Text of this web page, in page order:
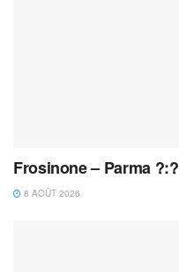
Frosinone – Parma ?:?
8 AOÛT 2026